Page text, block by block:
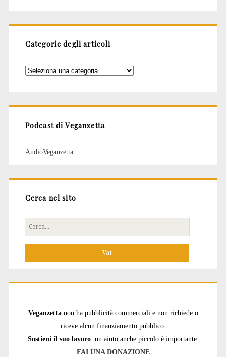
Categorie degli articoli
Categorie
Podcast di Veganzetta
AudioVeganzetta
Cerca nel sito
Cerca
per:
Veganzetta non ha pubblicità commerciali e non richiede o
riceve alcun finanziamento pubblico.
Sostieni il suo lavoro: un aiuto anche piccolo è importante.
FAI UNA DONAZIONE